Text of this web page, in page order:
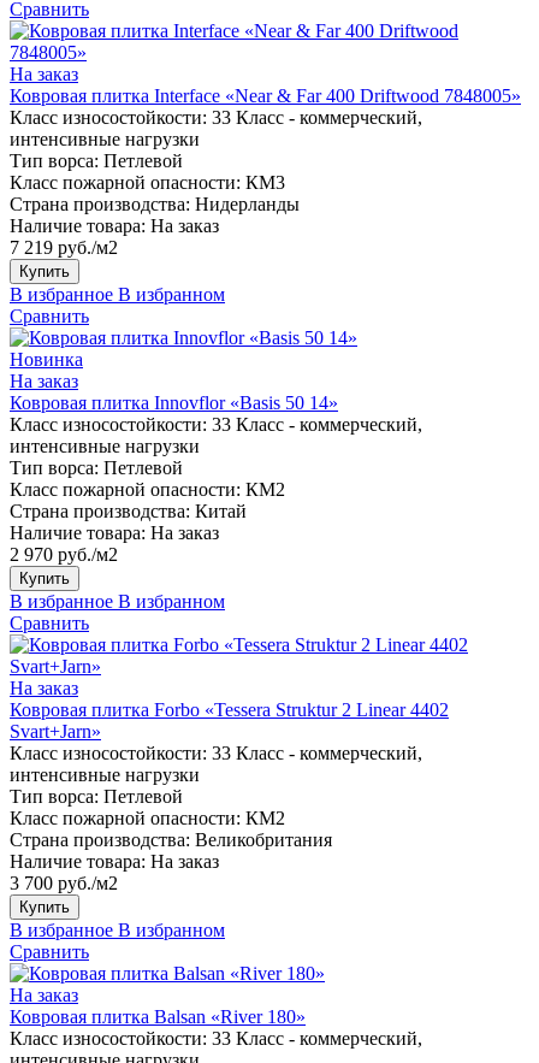
Сравнить
На заказ
Ковровая плитка Interface «Near & Far 400 Driftwood 7848005»
Класс износостойкости: 33 Класс - коммерческий,
интенсивные нагрузки
Тип ворса: Петлевой
Класс пожарной опасности: КМ3
Страна производства: Нидерланды
Наличие товара: На заказ
7 219 руб./м2
Купить
В избранное В избранном
Сравнить
Новинка
На заказ
Ковровая плитка Innovflor «Basis 50 14»
Класс износостойкости: 33 Класс - коммерческий,
интенсивные нагрузки
Тип ворса: Петлевой
Класс пожарной опасности: КМ2
Страна производства: Китай
Наличие товара: На заказ
2 970 руб./м2
Купить
В избранное В избранном
Сравнить
На заказ
Ковровая плитка Forbo «Tessera Struktur 2 Linear 4402
Svart+Jarn»
Класс износостойкости: 33 Класс - коммерческий,
интенсивные нагрузки
Тип ворса: Петлевой
Класс пожарной опасности: КМ2
Страна производства: Великобритания
Наличие товара: На заказ
3 700 руб./м2
Купить
В избранное В избранном
Сравнить
На заказ
Ковровая плитка Balsan «River 180»
Класс износостойкости: 33 Класс - коммерческий,